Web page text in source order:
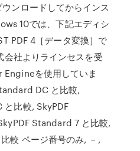
ンロードしてからインス
10では、下記エディシ
PDF 4［データ変換］で
会社よりラインセスを受
Engineを使用していま
DC と比較,
比較, SkyPDF
Standard 7 と比較,
較 ページ番号のみ, －,